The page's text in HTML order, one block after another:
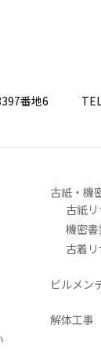
番地6 TEL
古紙・機
古紙
機密
古着
ビルメン
解体工事